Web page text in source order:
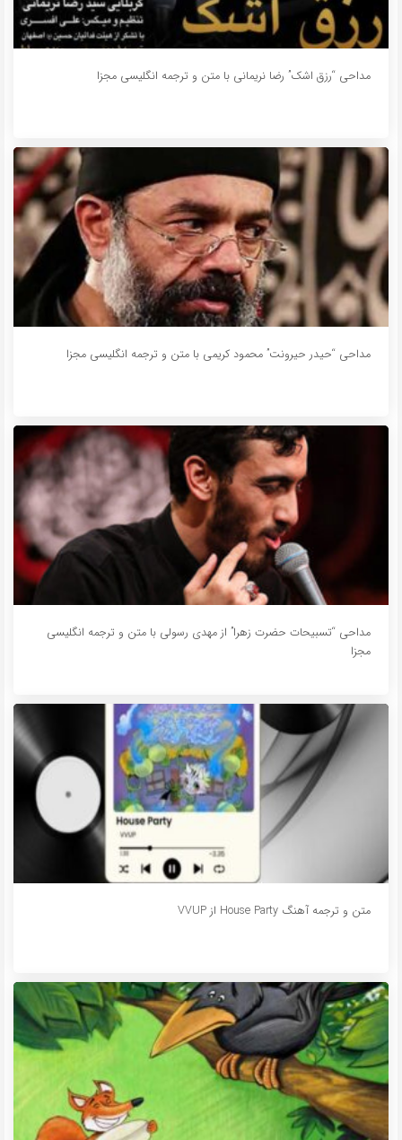
مداحی “رزق اشک” رضا نریمانی با متن و ترجمه انگلیسی مجزا
مداحی “حیدر حیرونت” محمود کریمی با متن و ترجمه انگلیسی مجزا
مداحی “تسبیحات حضرت زهرا” از مهدی رسولی با متن و ترجمه انگلیسی
مجزا
متن و ترجمه آهنگ House Party از VVUP